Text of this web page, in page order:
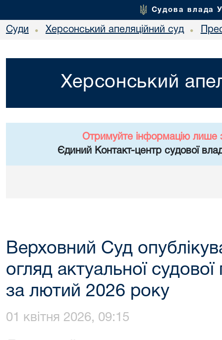
Судова влада
Суди • Херсонський апеляційний суд •
Херсонський
Отримуйте інформацію лише
Єдиний Контакт-центр судової
Верховний Суд
огляд актуальної
за лютий 2026 року
01 квітня 2026, 09:15